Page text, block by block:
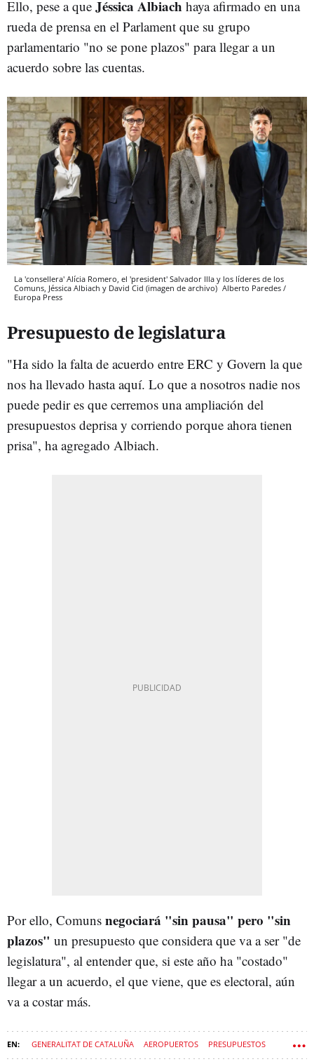
Ello, pese a que Jéssica Albiach haya afirmado en una
rueda de prensa en el Parlament que su grupo
parlamentario "no se pone plazos" para llegar a un
acuerdo sobre las cuentas.
La 'consellera' Alícia Romero, el 'president' Salvador Illa y los líderes de los
Comuns, Jéssica Albiach y David Cid (imagen de archivo) Alberto Paredes /
Europa Press
Presupuesto de legislatura
"Ha sido la falta de acuerdo entre ERC y Govern la que
nos ha llevado hasta aquí. Lo que a nosotros nadie nos
puede pedir es que cerremos una ampliación del
presupuestos deprisa y corriendo porque ahora tienen
prisa", ha agregado Albiach.
Por ello, Comuns negociará "sin pausa" pero "sin
plazos" un presupuesto que considera que va a ser "de
legislatura", al entender que, si este año ha "costado"
llegar a un acuerdo, el que viene, que es electoral, aún
va a costar más.
GENERALITAT DE CATALUÑA AEROPUERTOS PRESUPUESTOS